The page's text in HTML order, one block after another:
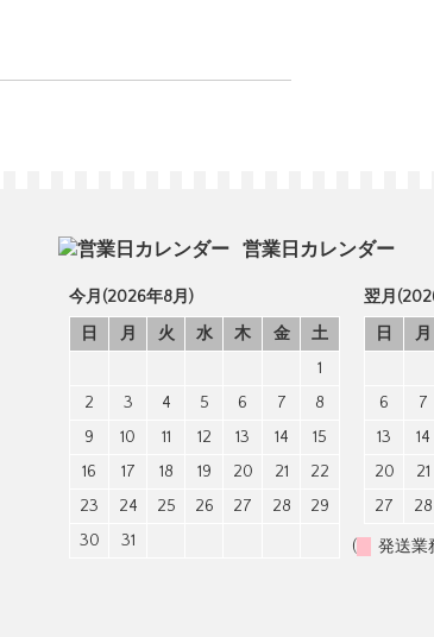
営業日カレンダー
今月(2026年8月)
日
月 火 水 木 金
土
1
2
3 4 5 6 7
8
9
10 11 12 13 14
15
16
17 18 19 20 21
22
23
24 25 26 27 28
29
30
31
翌月
日
月
6
7
13
14
20
21
27
28
( 発送業